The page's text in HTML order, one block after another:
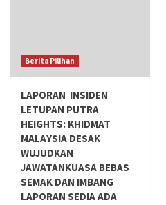
Berita Pilihan
LAPORAN INSIDEN
LETUPAN PUTRA
HEIGHTS: KHIDMAT
MALAYSIA DESAK
WUJUDKAN
JAWATANKUASA BEBAS
SEMAK DAN IMBANG
LAPORAN SEDIA ADA